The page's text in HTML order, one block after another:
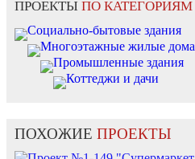
ПРОЕКТЫ ПО КАТЕГОРИЯМ
Социально-бытовые здания
Многоэтажные жилые дома
Промышленные здания
Коттеджи и дачи
ПОХОЖИЕ ПРОЕКТЫ